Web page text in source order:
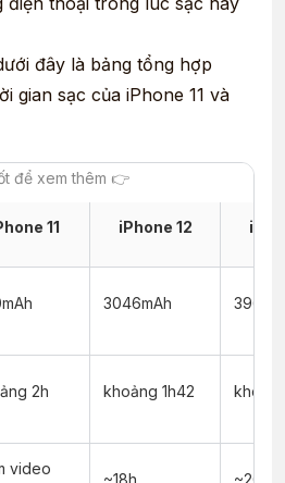
đây là bảng tổng hợp
gian sạc của iPhone 11 và
11 iPhone 12
3046mAh
2h khoảng 1h42
video